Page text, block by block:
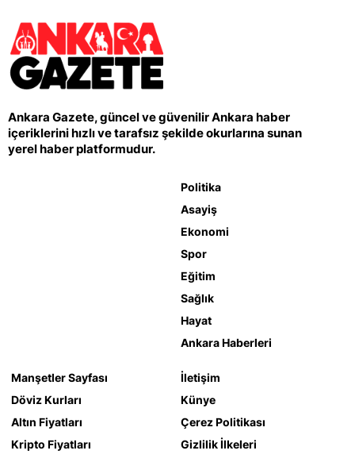
Ankara Gazete, güncel ve güvenilir Ankara haber
içeriklerini hızlı ve tarafsız şekilde okurlarına sunan
yerel haber platformudur.
Politika
Asayiş
Ekonomi
Spor
Eğitim
Sağlık
Hayat
Ankara Haberleri
Manşetler Sayfası
Döviz Kurları
Altın Fiyatları
Kripto Fiyatları
İletişim
Künye
Çerez Politikası
Gizlilik İlkeleri